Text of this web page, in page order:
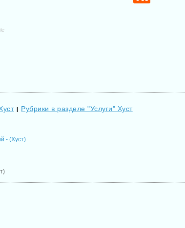
| Рубрики в разделе "Услуги" Хуст
- (Хуст)